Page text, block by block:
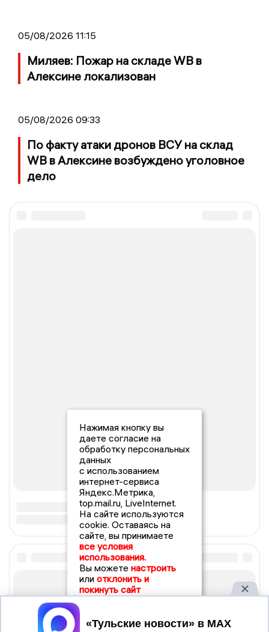
05/08/2026 11:15
Миляев: Пожар на складе WB в
Алексине локализован
05/08/2026 09:33
По факту атаки дронов ВСУ на склад
WB в Алексине возбуждено уголовное
дело
Нажимая кнопку вы
даете согласие на
обработку персональных
данных
с использованием
интернет-сервиса
Яндекс.Метрика,
top.mail.ru, LiveInternet.
На сайте используются
cookie. Оставаясь на
сайте, вы принимаете
все условия
использования.
Вы можете настроить
или отклонить и
покинуть сайт
Принять